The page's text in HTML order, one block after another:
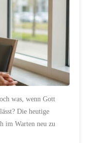
was, wenn Gott
Die heutige
im Warten neu zu